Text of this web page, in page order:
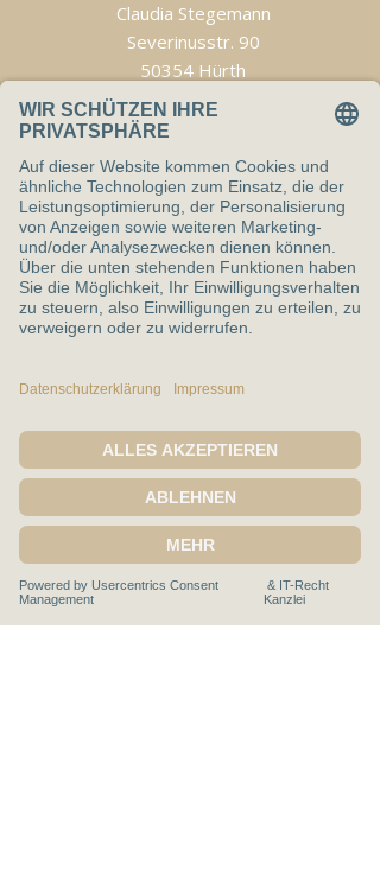
Claudia Stegemann
Severinusstr. 90
50354 Hürth
E-Mail:
stegemann@cis-leadership.academy
Telefon:
+49 (0) 151 503 19 005
Mitglied im